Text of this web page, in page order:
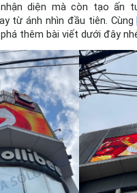
diện mà còn tạo ấn
từ ánh nhìn đầu tiên. Cùng
thêm bài viết dưới đây